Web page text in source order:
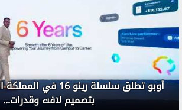
أوبو تطلق سلسلة رينو
بتصميم لافت وقدرات...